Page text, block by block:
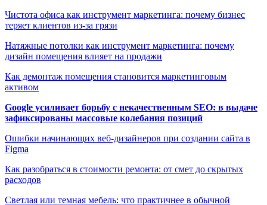
Чистота офиса как инструмент маркетинга: почему бизнес
теряет клиентов из-за грязи
Натяжные потолки как инструмент маркетинга: почему
дизайн помещения влияет на продажи
Как демонтаж помещения становится маркетинговым
активом
Google усиливает борьбу с некачественным SEO: в выдаче
зафиксированы массовые колебания позиций
Ошибки начинающих веб-дизайнеров при создании сайта в
Figma
Как разобраться в стоимости ремонта: от смет до скрытых
расходов
Светлая или темная мебель: что практичнее в обычной